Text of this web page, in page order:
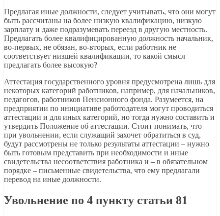
Предлагая иные должности, следует учитывать, что они могут
быть рассчитаны на более низкую квалификацию, низкую
зарплату и даже подразумевать переезд в другую местность.
Предлагать более квалифицированную должность начальник,
во-первых, не обязан, во-вторых, если работник не
соответствует низшей квалификации, то какой смысл
предлагать более высокую?
Аттестация государственного уровня предусмотрена лишь для
некоторых категорий работников, например, для начальников,
педагогов, работников Пенсионного фонда. Разумеется, на
предприятии по инициативе работодателя могут проводиться
аттестации и для иных категорий, но тогда нужно составить и
утвердить Положение об аттестации. Стоит понимать, что
при увольнении, если служащий захочет обратиться в суд,
будут рассмотрены не только результаты аттестации – нужно
быть готовым представить при необходимости и иные
свидетельства несоответствия работника и – в обязательном
порядке – письменные свидетельства, что ему предлагали
перевод на иные должности.
Увольнение по 4 пункту статьи 81